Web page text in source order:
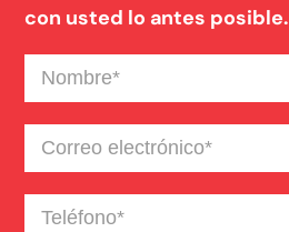
con usted lo antes posible.
Nombre(Required)
Correo
electrónico(Required)
Teléfono(Required)